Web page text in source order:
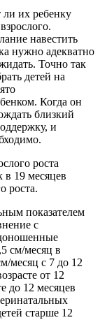
ли их ребенку
навестить
нужно адекватно
Точно так
детей на
Когда он
близкий
и
роста
в 19 месяцев
роста.
показателем
с
см/месяц в
месяц с 7 до 12
от 12
до 12 месяцев
старше 12